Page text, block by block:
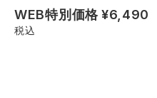
WEB特別価格¥6,490
税込